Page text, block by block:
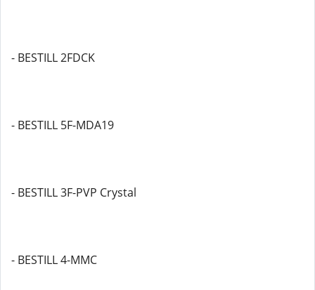
- BESTILL 2FDCK
- BESTILL 5F-MDA19
- BESTILL 3F-PVP Crystal
- BESTILL 4-MMC